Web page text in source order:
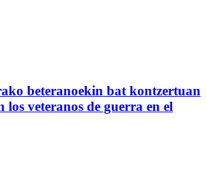
beteranoekin bat kontzertuan
veteranos de guerra en el